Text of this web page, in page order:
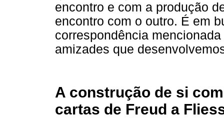
encontro e com a produção
encontro com o outro. É em
correspondência
amizades que
A construção de si
cartas de Freud a